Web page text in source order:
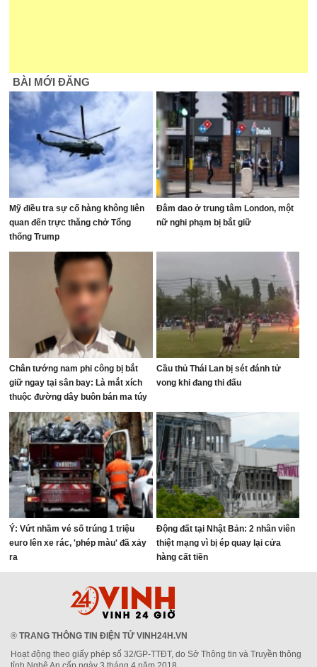
BÀI MỚI ĐĂNG
Mỹ điều tra sự cố hàng không liên
quan đến trực thăng chở Tổng
thống Trump
Đâm dao ở trung tâm London, một
nữ nghi phạm bị bắt giữ
Chân tướng nam phi công bị bắt
giữ ngay tại sân bay: Là mắt xích
thuộc đường dây buôn bán ma túy
quốc tế
Cầu thủ Thái Lan bị sét đánh tử
vong khi đang thi đấu
Ý: Vứt nhầm vé số trúng 1 triệu
euro lên xe rác, 'phép màu' đã xảy
ra
Động đất tại Nhật Bản: 2 nhân viên
thiệt mạng vì bị ép quay lại cửa
hàng cất tiền
® TRANG THÔNG TIN ĐIỆN TỬ VINH24H.VN
Hoạt động theo giấy phép số 32/GP-TTĐT, do Sở Thông tin và Truyền thông